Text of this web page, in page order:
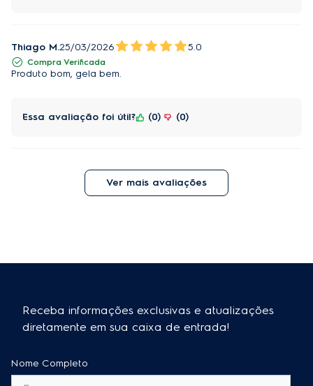
Thiago M.25/03/2026 5.0
Compra Verificada
Produto bom, gela bem.
Essa avaliação foi útil? 0 0
Ver mais avaliações
Receba informações exclusivas e atualizações
diretamente em sua caixa de entrada!
Nome Completo